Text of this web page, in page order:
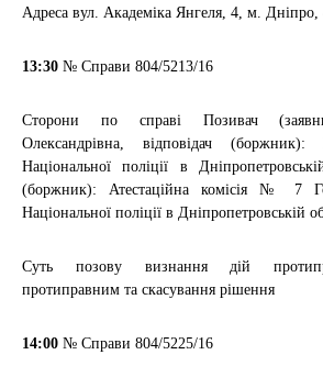
Адреса вул. Академіка Янгеля, 4, м. Дніпро,
13:30 № Справи 804/5213/16
Сторони по справі
Позивач
Олександрівна, відповідач (боржник):
Національної поліції в
(боржник): Атестаційна комісія № 7
Національної поліції в Дніпропетровській
Суть позову
визнання дій
протиправним та скасування рішення
14:00 № Справи 804/5225/16